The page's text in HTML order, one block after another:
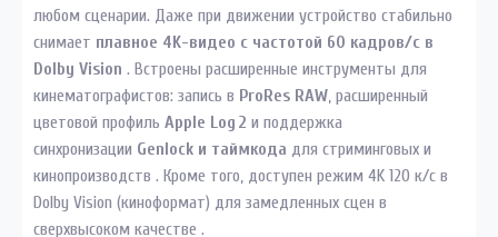
любом сценарии. Даже при движении устройство стабильно
снимает плавное 4K-видео с частотой 60 кадров/с в
Dolby Vision . Встроены расширенные инструменты для
кинематографистов: запись в ProRes RAW, расширенный
цветовой профиль Apple Log 2 и поддержка
синхронизации Genlock и таймкода для стриминговых и
кинопроизводств . Кроме того, доступен режим 4K 120 к/с в
Dolby Vision (киноформат) для замедленных сцен в
сверхвысоком качестве .